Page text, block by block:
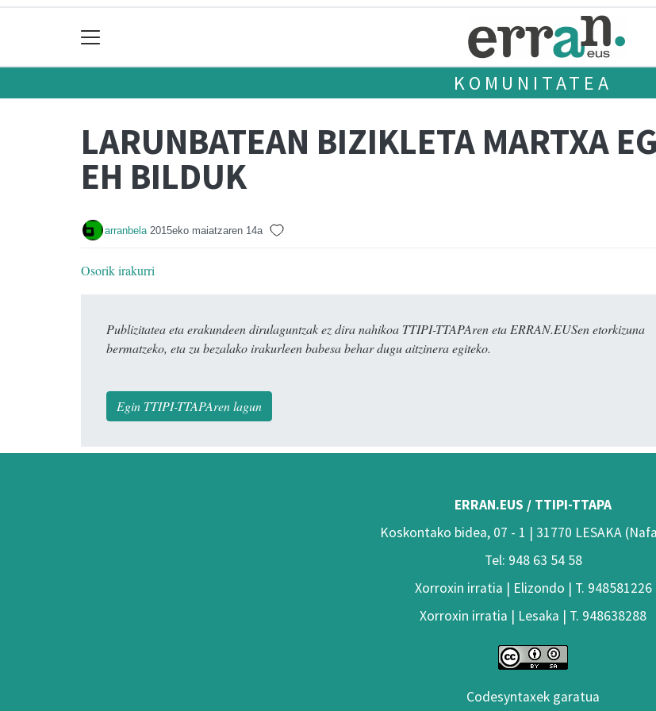
KOMUNITATEA
LARUNBATEAN BIZIKLETA MARTXA
EH BILDUK
arranbela 2015eko maiatzaren 14a
Osorik irakurri
Publizitatea eta erakundeen dirulaguntzak ez dira nahikoa TTIPI-TTAPAren eta ERRAN.EUSen etorkizuna
bermatzeko, eta zu bezalako irakurleen babesa behar dugu aitzinera egiteko.
Egin TTIPI-TTAPAren lagun
ERRAN.EUS / TTIPI-TTAPA
Koskontako bidea, 07 - 1 | 31770 LESAKA
Tel: 948 63 54 58
Xorroxin irratia | Elizondo | T. 948581226
Xorroxin irratia | Lesaka | T. 948638288
Codesyntaxek garatua